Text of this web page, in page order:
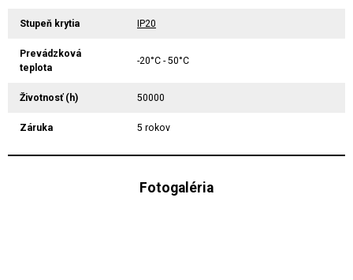
Stupeň krytia IP20
Prevádzková
teplota
-20°C - 50°C
Životnosť (h) 50000
Záruka 5 rokov
Fotogaléria